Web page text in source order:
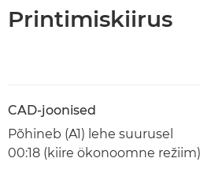
Printimiskiirus
CAD-joonised
Põhineb (A1) lehe suurusel
00:18 (kiire ökonoomne